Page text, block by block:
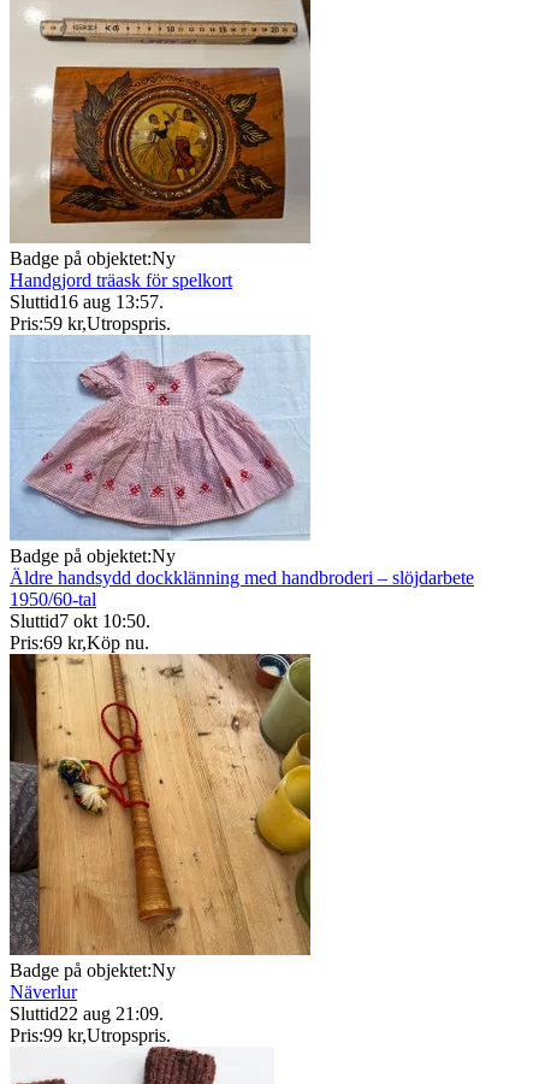
Badge på objektet:Ny
Handgjord träask för spelkort
Sluttid16 aug 13:57.
Pris:59 kr,Utropspris.
Badge på objektet:Ny
Äldre handsydd dockklänning med handbroderi – slöjdarbete
1950/60-tal
Sluttid7 okt 10:50.
Pris:69 kr,Köp nu.
Badge på objektet:Ny
Näverlur
Sluttid22 aug 21:09.
Pris:99 kr,Utropspris.